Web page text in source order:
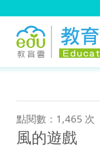
點閱數：1,465 次
風的遊戲